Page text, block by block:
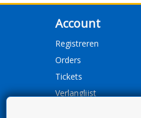
Account
Registreren
Orders
Tickets
Verlanglijst